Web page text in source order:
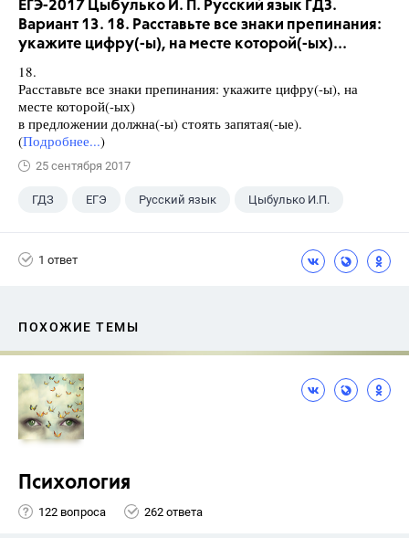
ЕГЭ-2017 Цыбулько И. П. Русский язык ГДЗ.
Вариант 13. 18. Расставьте все знаки препинания:
укажите цифру(-ы), на месте которой(-ых)...
18.
Расставьте все знаки препинания: укажите цифру(-ы), на
месте которой(-ых)
в предложении должна(-ы) стоять запятая(-ые).
(Подробнее...)
25 сентября 2017
ГДЗ ЕГЭ Русский язык Цыбулько И.П.
1 ответ
ПОХОЖИЕ ТЕМЫ
Психология
122 вопроса 262 ответа